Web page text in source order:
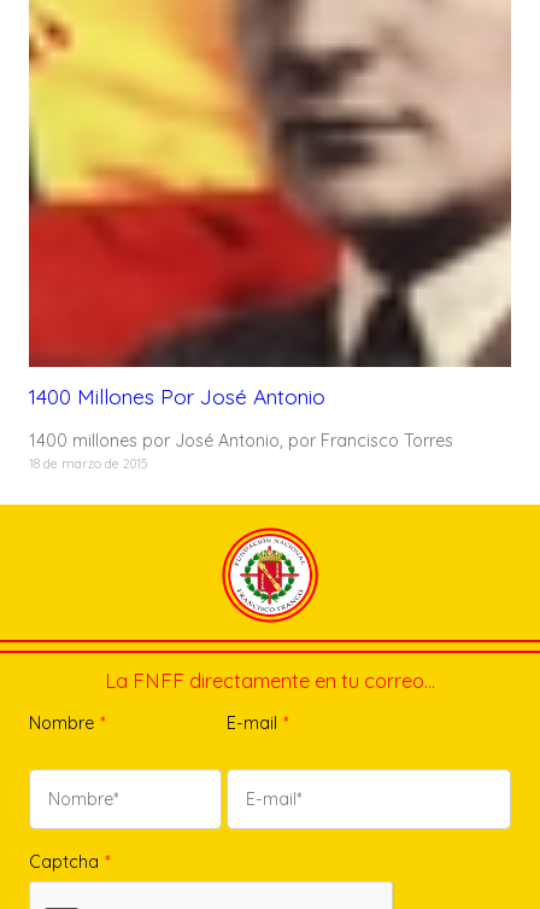
1400 Millones Por José Antonio
1400 millones por José Antonio, por Francisco Torres
18 de marzo de 2015
La FNFF directamente en tu correo…
Nombre * E-mail *
Captcha *